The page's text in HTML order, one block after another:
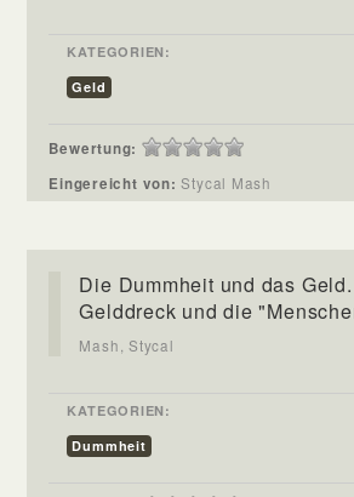
KATEGORIEN:
Geld
Bewertung:
Eingereicht von:Stycal Mash
Die Dummheit und das
Gelddreck und die
Mash, Stycal
KATEGORIEN:
Dummheit